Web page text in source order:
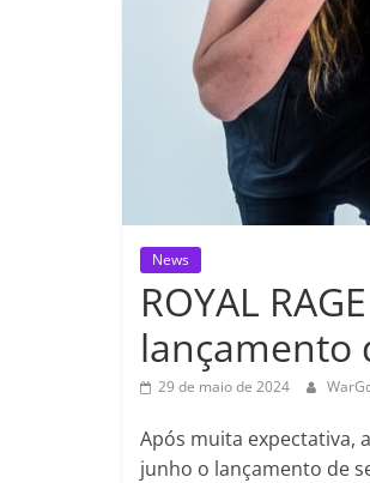
News
ROYAL
lançamento
29 de maio de 2024
Após muita expectativa,
junho o lançamento de